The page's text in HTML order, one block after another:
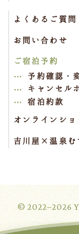
よくあるご質問
お問い合わせ
ご宿泊予約
予約確認・
キャンセル
宿泊約款
オンラインショ
吉川屋×温泉む
© 2022–2026